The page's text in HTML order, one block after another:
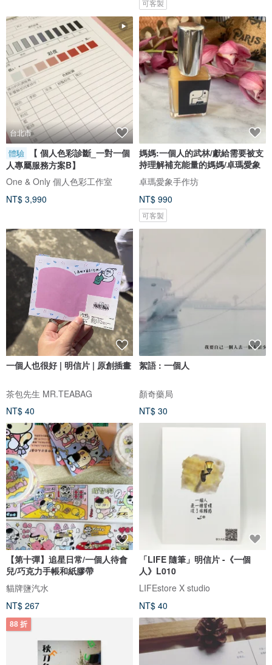
可客製
台北市
體驗
【 個人色彩診斷_一對一個
人專屬服務方案B】
One & Only 個人色彩工作室
NT$ 3,990
媽媽:一個人的武林/獻給需要被支
持理解補充能量的媽媽/卓瑪愛象
卓瑪愛象手作坊
NT$ 990
可客製
一個人也很好 | 明信片 | 原創插畫
茶包先生 MR.TEABAG
NT$ 40
絮語 : 一個人
顏奇藥局
NT$ 30
【第十彈】追星日常/一個人待會
兒/巧克力手帳和紙膠帶
貓牌鹽汽水
NT$ 267
「LIFE 隨筆」明信片 -《一個
人》L010
LIFEstore X studio
NT$ 40
88 折